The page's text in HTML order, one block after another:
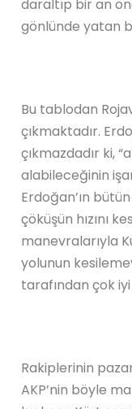
daraltıp bir an
gönlünde yatan
Bu tablodan
çıkmaktadır.
çıkmazdadır ki,
alabileceğinin
Erdoğan’ın
çöküşün hızını
manevralarıyla
yolunun
tarafından çok
Rakiplerinin
AKP’nin böyle